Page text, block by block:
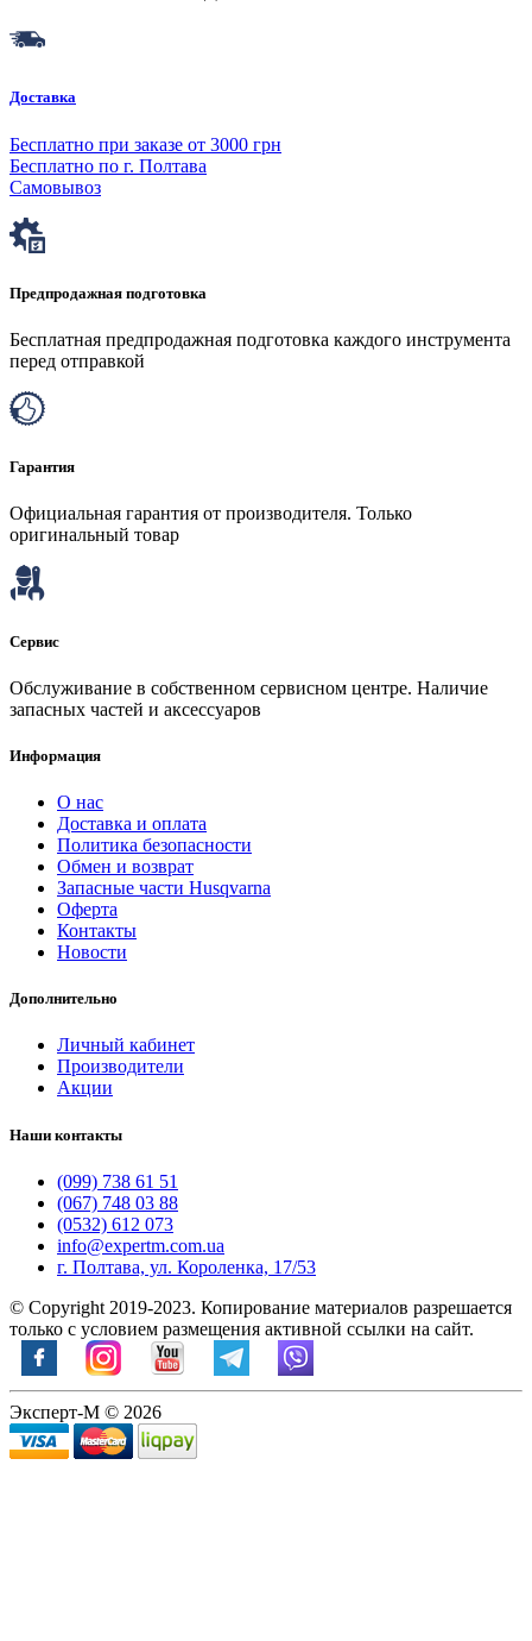
Доставка
Бесплатно при заказе от 3000 грн
Бесплатно по г. Полтава
Самовывоз
Предпродажная подготовка
Бесплатная предпродажная подготовка каждого инструмента
перед отправкой
Гарантия
Официальная гарантия от производителя. Только
оригинальный товар
Сервис
Обслуживание в собственном сервисном центре. Наличие
запасных частей и аксессуаров
Информация
О нас
Доставка и оплата
Политика безопасности
Обмен и возврат
Запасные части Husqvarna
Оферта
Контакты
Новости
Дополнительно
Личный кабинет
Производители
Акции
Наши контакты
(099) 738 61 51
(067) 748 03 88
(0532) 612 073
info@expertm.com.ua
г. Полтава, ул. Короленка, 17/53
© Copyright 2019-2023. Копирование материалов разрешается
только с условием размещения активной ссылки на сайт.
Эксперт-М © 2026